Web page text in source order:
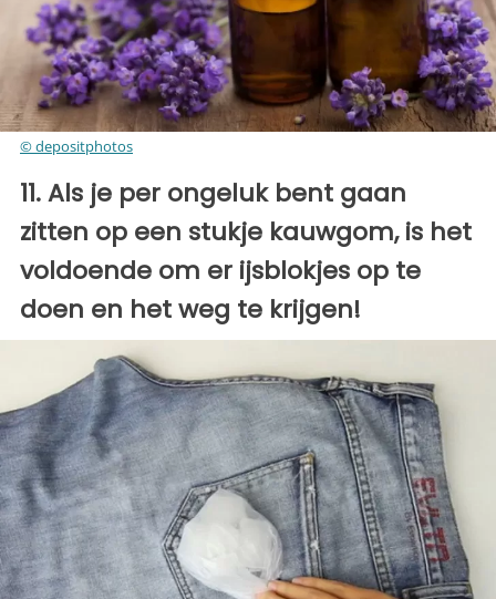
© depositphotos
11. Als je per ongeluk bent gaan
zitten op een stukje kauwgom, is het
voldoende om er ijsblokjes op te
doen en het weg te krijgen!